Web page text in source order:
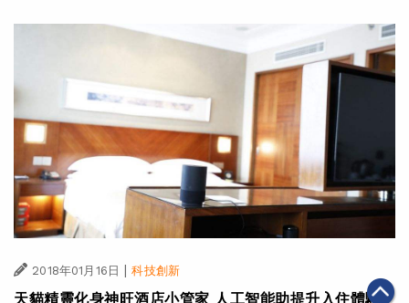
2018年01月16日 | 科技創新
天貓精靈化身神旺酒店小管家 人工智能助提升入住體驗